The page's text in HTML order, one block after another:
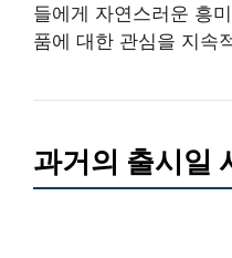
들에게 자연스러운 흥
품에 대한 관심을 지속
과거의 출시일